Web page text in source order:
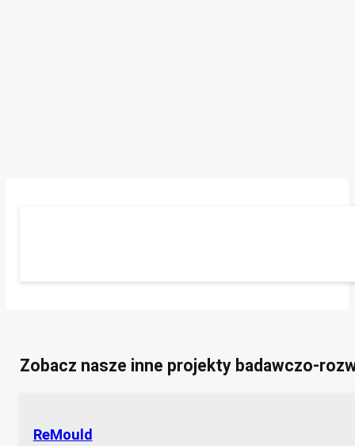
Zobacz nasze inne projekty badawczo-
ReMould